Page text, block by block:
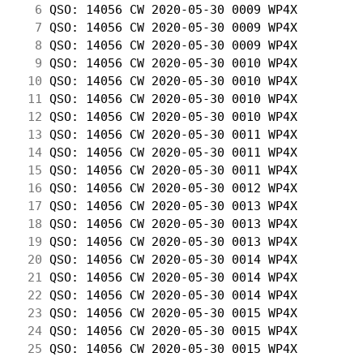
  6
QSO: 14056 CW 2020-05-30 0009 WP4X
  7
QSO: 14056 CW 2020-05-30 0009 WP4X
  8
QSO: 14056 CW 2020-05-30 0009 WP4X
  9
QSO: 14056 CW 2020-05-30 0010 WP4X
10 QSO: 14056 CW 2020-05-30 0010 WP4X
11
QSO: 14056 CW 2020-05-30 0010 WP4X
12 QSO: 14056 CW 2020-05-30 0010 WP4X
13 QSO: 14056 CW 2020-05-30 0011 WP4X
14 QSO: 14056 CW 2020-05-30 0011 WP4X
15 QSO: 14056 CW 2020-05-30 0011 WP4X
16 QSO: 14056 CW 2020-05-30 0012 WP4X
17 QSO: 14056 CW 2020-05-30 0013 WP4X
18 QSO: 14056 CW 2020-05-30 0013 WP4X
19 QSO: 14056 CW 2020-05-30 0013 WP4X
20 QSO: 14056 CW 2020-05-30 0014 WP4X
21
QSO: 14056 CW 2020-05-30 0014 WP4X
22 QSO: 14056 CW 2020-05-30 0014 WP4X
23 QSO: 14056 CW 2020-05-30 0015 WP4X
24 QSO: 14056 CW 2020-05-30 0015 WP4X
25 QSO: 14056 CW 2020-05-30 0015 WP4X